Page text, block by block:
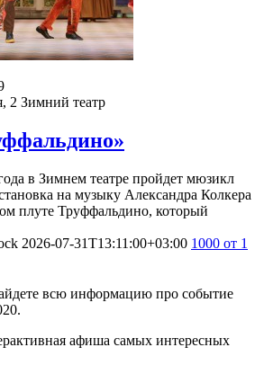
2 Зимний театр
в Зимнем театре пройдет мюзикл
на музыку Александра Колкера
плуте Труффальдино, который
2026-07-31T13:11:00+03:00 1000 от 1
всю информацию про событие
афиша самых интересных